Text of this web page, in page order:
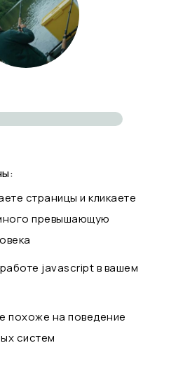
страницы и кликаете
превышающую
javascript в вашем
похоже на поведение
систем